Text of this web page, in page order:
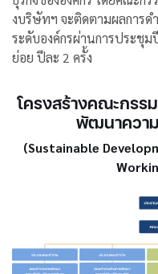
งบริษัทฯ จะติดตามผลการ
ระดับองค์กรผ่านการประชุ
ย่อย ปีละ 2 ครั้ง
โครงสร้างคณะกรร
พัฒนาควา
(Sustainable